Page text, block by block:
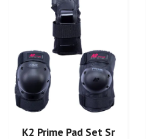
K2 Prime Pad Set Sr